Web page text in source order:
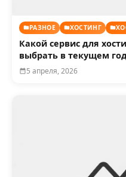
РАЗНОЕ ХОСТИНГ
Какой сервис для
выбрать в текущем
5 апреля, 2026